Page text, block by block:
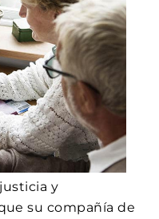
y
su compañía de